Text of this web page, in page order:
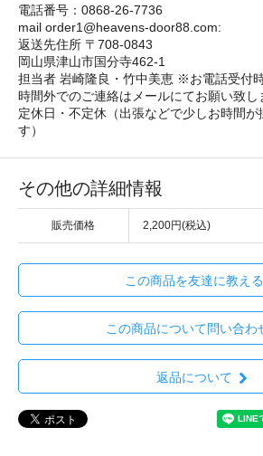
電話番号：0868-26-7736
mail order1@heavens-door88.com:
返送先住所 〒708-0843
岡山県津山市国分寺462-1
担当者 岩崎隆良・竹中美恵 ※お電話受付
時間外でのご連絡はメールにてお願い致し
定休日・不定休（出張などで少しお時間が
す）
その他の詳細情報
販売価格 2,200円(税込)
この商品を友達に教える
この商品について問い合わ
返品について